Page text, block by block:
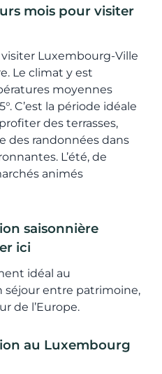
mois pour visiter
Luxembourg-Ville
Le climat y est
moyennes
C’est la période idéale
des terrasses,
des randonnées dans
L’été, de
animés
saisonnière
ici
idéal au
séjour entre patrimoine,
de l’Europe.
au Luxembourg